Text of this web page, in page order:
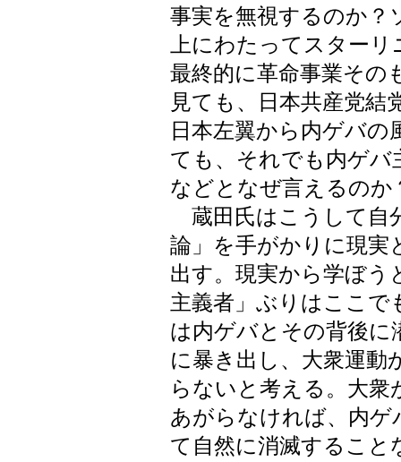
事実を無視するのか？
上にわたってスター
最終的に革命事業その
見ても、日本共産党結
日本左翼から内ゲバ
ても、それでも内ゲバ
などとなぜ言えるのか
蔵田氏はこうして自
論」を手がかりに現実
出す。現実から学ぼう
主義者」ぶりはここで
は内ゲバとその背後に
に暴き出し、大衆運
らないと考える。大衆
あがらなければ、内
て自然に消滅すること